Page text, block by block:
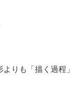
りも「描く過程」